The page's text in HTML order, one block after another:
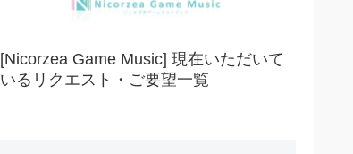
[Nicorzea Game Music] 現在いただいて
いるリクエスト・ご要望一覧